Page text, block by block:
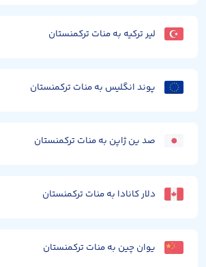
لیر ترکیه به منات ترکمنستان
پوند انگلیس به منات ترکمنستان
صد ین ژاپن به منات ترکمنستان
دلار کانادا به منات ترکمنستان
یوان چین به منات ترکمنستان